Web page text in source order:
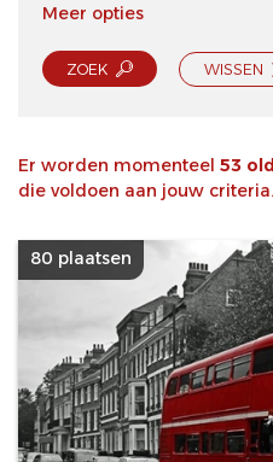
Meer opties
ZOEK WISSEN
Er worden momenteel 53
die voldoen aan jouw criteria.
80 plaatsen